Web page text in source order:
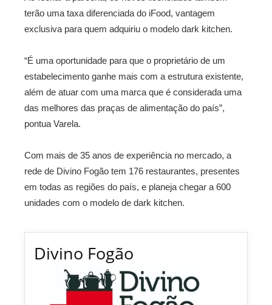
terão uma taxa diferenciada do iFood, vantagem
exclusiva para quem adquiriu o modelo dark kitchen.
“É uma oportunidade para que o proprietário de um
estabelecimento ganhe mais com a estrutura existente,
além de atuar com uma marca que é considerada uma
das melhores das praças de alimentação do país”,
pontua Varela.
Com mais de 35 anos de experiência no mercado, a
rede de Divino Fogão tem 176 restaurantes, presentes
em todas as regiões do país, e planeja chegar a 600
unidades com o modelo de dark kitchen.
Divino Fogão